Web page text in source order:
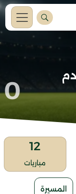
0
12
مباريات
المسيرة